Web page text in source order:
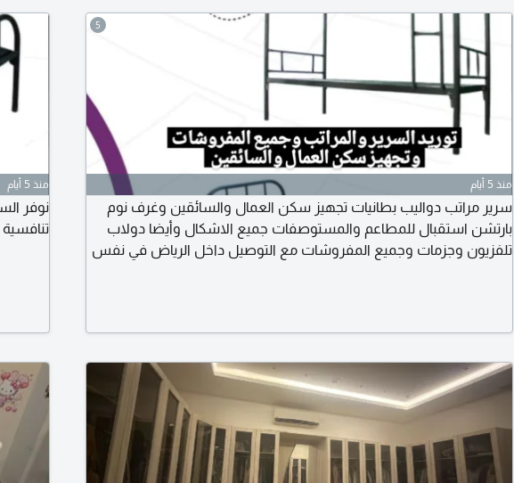
5
منذ 5 أيام
سرير مراتب دواليب بطانيات تجهيز سكن العمال والسائقين وغرف نوم
بارتشن استقبال للمطاعم والمستوصفات جميع الاشكال وأيضا دولاب
تلفزيون وجزمات وجميع المفروشات مع التوصيل داخل الرياض في نفس
منذ 5 أيام
نوفر
تنافسية